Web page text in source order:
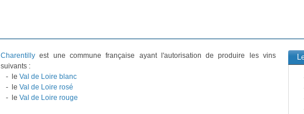
Charentilly est une commune française ayant l'autorisation de produire les vins
suivants :
- le Val de Loire blanc
- le Val de Loire rosé
- le Val de Loire rouge